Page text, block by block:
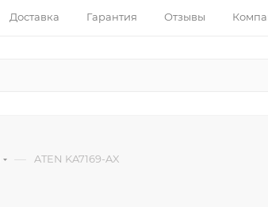
Доставка Гарантия Отзывы
— ATEN KA7169-AX